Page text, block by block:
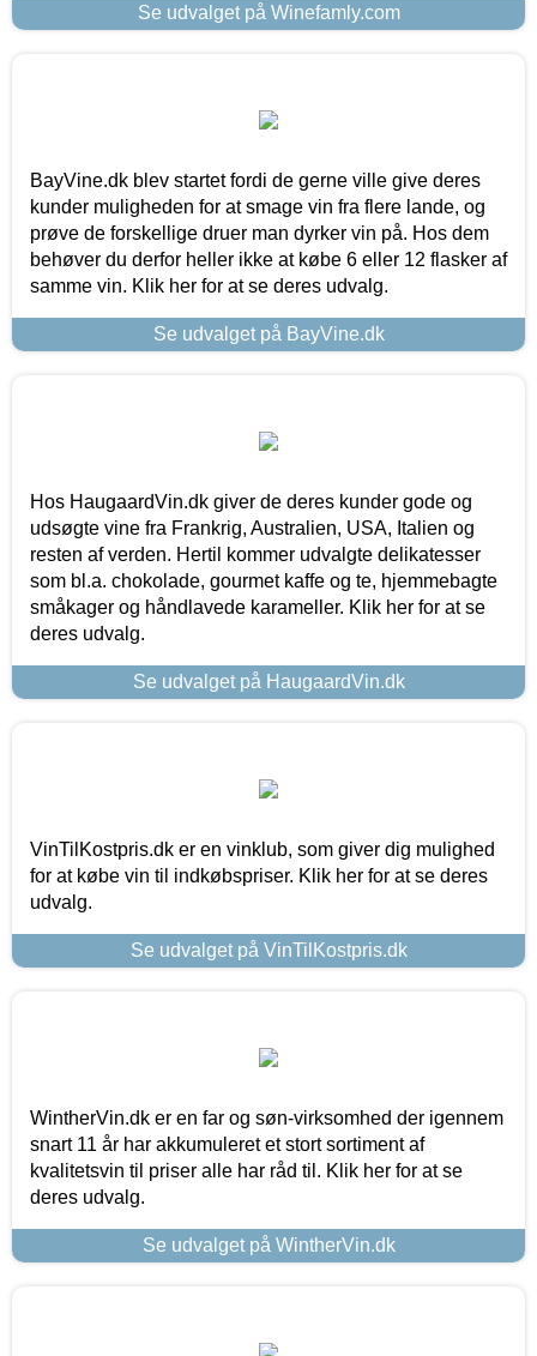
Se udvalget på Winefamly.com
BayVine.dk blev startet fordi de gerne ville give deres
kunder muligheden for at smage vin fra flere lande, og
prøve de forskellige druer man dyrker vin på. Hos dem
behøver du derfor heller ikke at købe 6 eller 12 flasker af
samme vin. Klik her for at se deres udvalg.
Se udvalget på BayVine.dk
Hos HaugaardVin.dk giver de deres kunder gode og
udsøgte vine fra Frankrig, Australien, USA, Italien og
resten af verden. Hertil kommer udvalgte delikatesser
som bl.a. chokolade, gourmet kaffe og te, hjemmebagte
småkager og håndlavede karameller. Klik her for at se
deres udvalg.
Se udvalget på HaugaardVin.dk
VinTilKostpris.dk er en vinklub, som giver dig mulighed
for at købe vin til indkøbspriser. Klik her for at se deres
udvalg.
Se udvalget på VinTilKostpris.dk
WintherVin.dk er en far og søn-virksomhed der igennem
snart 11 år har akkumuleret et stort sortiment af
kvalitetsvin til priser alle har råd til. Klik her for at se
deres udvalg.
Se udvalget på WintherVin.dk